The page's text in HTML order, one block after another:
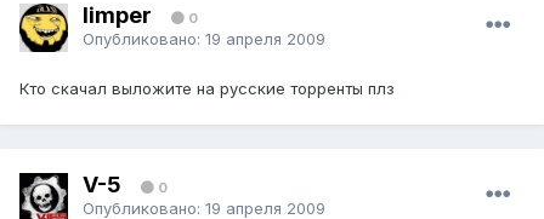
limper 0
Опубликовано: 19 апреля 2009
Кто скачал выложите на русские торренты плз
V-5 0
Опубликовано: 19 апреля 2009